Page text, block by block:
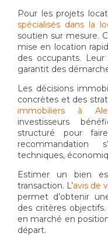
Pour les projets
spécialisés dans la
soutien sur mesure.
mise en location
des occupants.
garantit des
Les décisions
concrètes et des
immobiliers à
investisseurs
structuré pour
recommandation
techniques,
Estimer un bien
transaction. L’avis de
permet d’obtenir
des critères
en marché en
départ.